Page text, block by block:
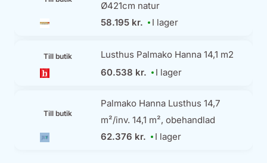
Ø421cm natur
I lager
58.195 kr.
Lusthus Palmako Hanna 14,1 m2
I lager
60.538 kr.
Till butik
Palmako Hanna Lusthus 14,7
m²/inv. 14,1 m², obehandlad
I lager
62.376 kr.
Till butik